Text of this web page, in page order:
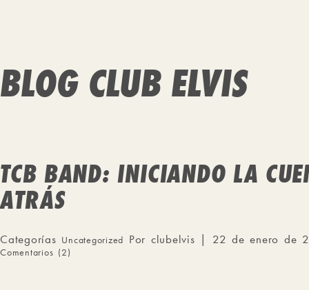
BLOG CLUB ELVIS
TCB BAND: INICIANDO LA
ATRÁS
Categorías Uncategorized Por clubelvis | 22 de enero de
Comentarios (2)